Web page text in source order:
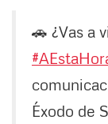
🚗 ¿Vas a
Éxodo de